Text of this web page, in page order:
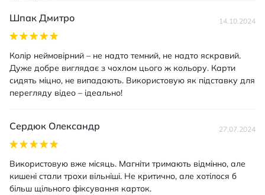
Шпак Дмитро 14.10.2024
Колір неймовірний – не надто темний, не надто яскравий.
Дуже добре виглядає з чохлом цього ж кольору. Карти
сидять міцно, не випадають. Використовую як підставку для
перегляду відео – ідеально!
Сердюк Олександр 27.07.2024
Використовую вже місяць. Магніти тримають відмінно, але
кишені стали трохи вільніші. Не критично, але хотілося б
більш щільного фіксування карток.